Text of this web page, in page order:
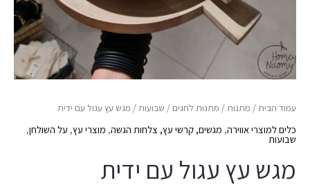
עמוד הבית/ מתנות/ מתנות לחגים / שבועות/ מגש עץ עגול עם ידית
כלים למוצרי אווירה, מגשים, קרשי עץ, צלחות הגשה, מוצרי עץ, על השולחן,
שבועות
מגש עץ עגול עם ידית